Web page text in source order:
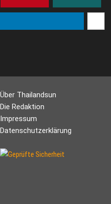
Über Thailandsun
Die Redaktion
Impressum
Datenschutzerklärung